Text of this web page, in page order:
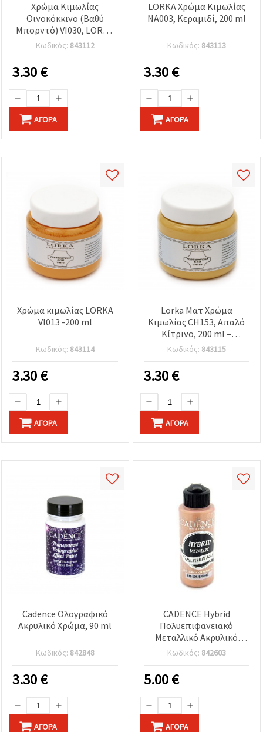
Χρώμα Κιμωλίας
Οινοκόκκινο (Βαθύ
Μπορντό) VI030, LORKA
200 ml – Ματ Βιντάζ
Χρώμα Επίπλων για Ξύλο,
Ντουλάπια, Διακόσμηση
Σπιτιού, DIY &
Χειροτεχνίες
Κωδικός: 843112
3.30€
ΑΓΟΡΆ
LORKA Χρώμα Κιμωλίας
NA003, Κεραμιδί, 200 ml
Κωδικός: 843113
3.30€
ΑΓΟΡΆ
Χρώμα κιμωλίας LORKA
VI013 -200 ml
Κωδικός: 843114
3.30€
ΑΓΟΡΆ
Lorka Ματ Χρώμα
Κιμωλίας CH153, Απαλό
Κίτρινο, 200 ml –
Πολλαπλών Επιφανειών
για Έπιπλα &
Χειροτεχνίες, Υπερ-ματ
Φινίρισμα, Γρήγορο
Στέγνωμα, Διακοσμητικό
DIY
Κωδικός: 843115
3.30€
ΑΓΟΡΆ
Cadence Ολογραφικό
Ακρυλικό Χρώμα, 90 ml
Κωδικός: 842848
3.30€
ΑΓΟΡΆ
CADENCE Hybrid
Πολυεπιφανειακό
Μεταλλικό Ακρυλικό
Χρώμα – Μπρονζέ (806),
120 ml | Χρώμα
χειροτεχνίας για ξύλο,
γυαλί, μέταλλο, πλαστικό
και κεραμικά
Κωδικός: 842603
5.00€
ΑΓΟΡΆ